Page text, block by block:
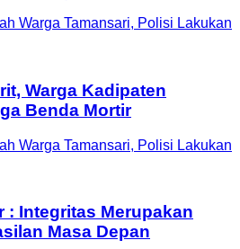
Warga Kadipaten
Benda Mortir
: Integritas Merupakan
Masa Depan